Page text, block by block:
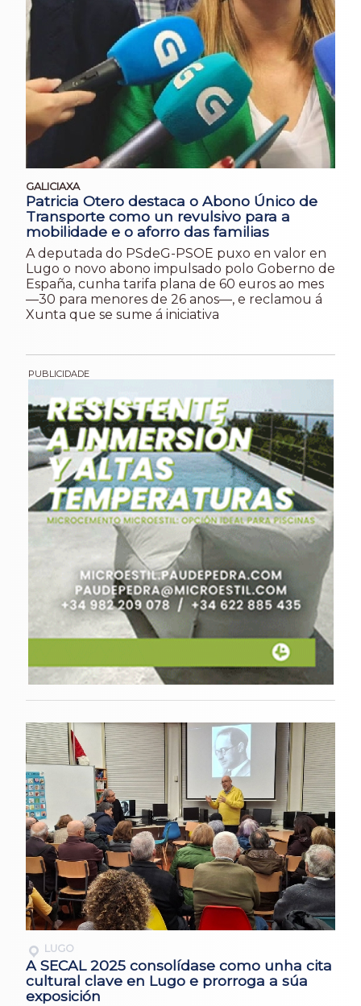
GALICIAXA
Patricia Otero destaca o Abono Único de
Transporte como un revulsivo para a
mobilidade e o aforro das familias
A deputada do PSdeG-PSOE puxo en valor en
Lugo o novo abono impulsado polo Goberno de
España, cunha tarifa plana de 60 euros ao mes
—30 para menores de 26 anos—, e reclamou á
Xunta que se sume á iniciativa
LUGO
A SECAL 2025 consolídase como unha cita
cultural clave en Lugo e prorroga a súa
exposición